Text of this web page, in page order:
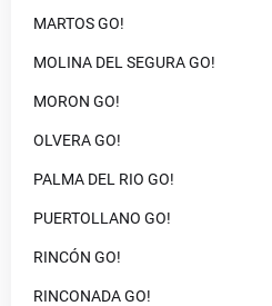
MARTOS GO!
MOLINA DEL SEGURA GO!
MORON GO!
OLVERA GO!
PALMA DEL RIO GO!
PUERTOLLANO GO!
RINCÓN GO!
RINCONADA GO!